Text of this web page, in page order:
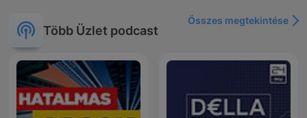
Több Üzlet podcast
Összes megtekintése